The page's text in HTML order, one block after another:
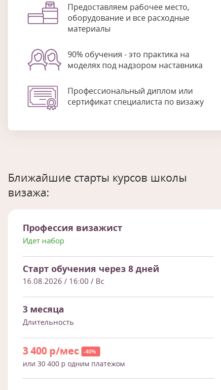
Предоставляем рабочее место,
оборудование и все расходные
материалы
90% обучения - это практика на
моделях под надзором наставника
Профессиональный диплом или
сертификат специалиста по визажу
Ближайшие старты курсов школы
визажа:
Профессия визажист
Идет набор
Старт обучения через 8 дней
16.08.2026 / 16:00 / Вс
3 месяца
Длительность
3 400 р/мес -40%
или 30 400 р одним платежом